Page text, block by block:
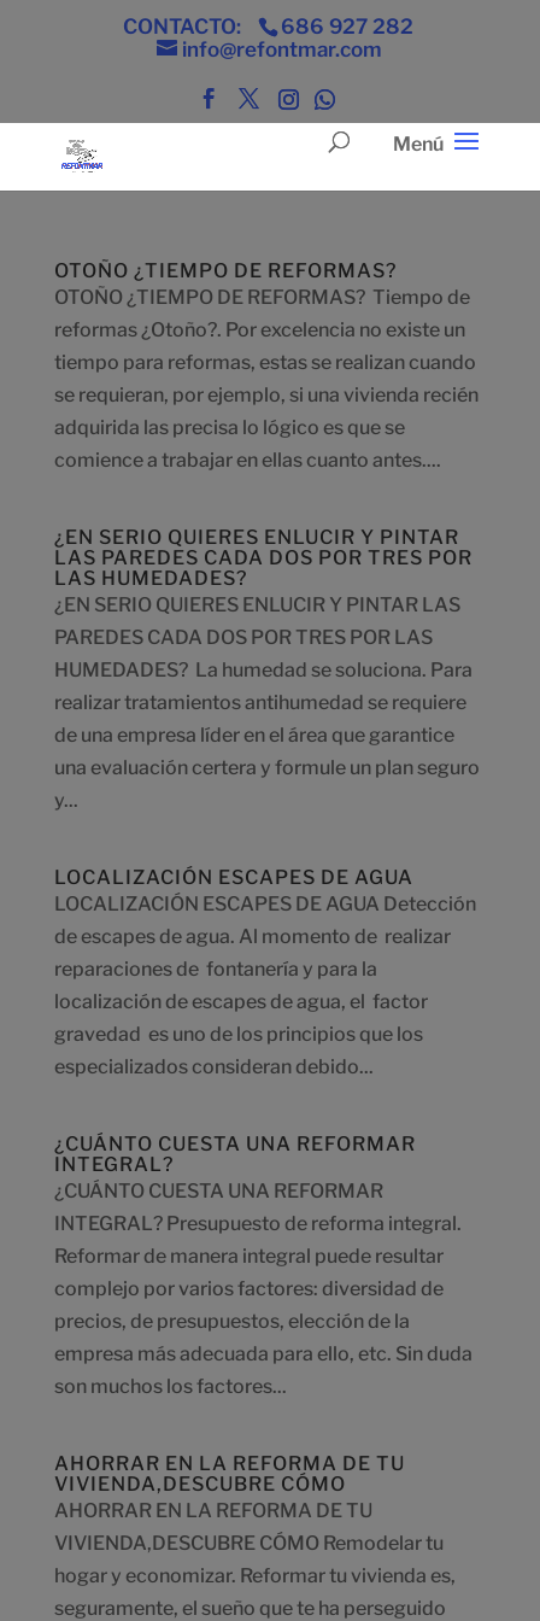
CONTACTO:
686 927 282
info@refontmar.com
OTOÑO ¿TIEMPO DE REFORMAS?
OTOÑO ¿TIEMPO DE REFORMAS? Tiempo de
reformas ¿Otoño?. Por excelencia no existe un
tiempo para reformas, estas se realizan cuando
se requieran, por ejemplo, si una vivienda recién
adquirida las precisa lo lógico es que se
comience a trabajar en ellas cuanto antes....
¿EN SERIO QUIERES ENLUCIR Y PINTAR
LAS PAREDES CADA DOS POR TRES POR
LAS HUMEDADES?
¿EN SERIO QUIERES ENLUCIR Y PINTAR LAS
PAREDES CADA DOS POR TRES POR LAS
HUMEDADES? La humedad se soluciona. Para
realizar tratamientos antihumedad se requiere
de una empresa líder en el área que garantice
una evaluación certera y formule un plan seguro
y...
LOCALIZACIÓN ESCAPES DE AGUA
LOCALIZACIÓN ESCAPES DE AGUA Detección
de escapes de agua. Al momento de realizar
reparaciones de fontanería y para la
localización de escapes de agua, el factor
gravedad es uno de los principios que los
especializados consideran debido...
¿CUÁNTO CUESTA UNA REFORMAR
INTEGRAL?
¿CUÁNTO CUESTA UNA REFORMAR
INTEGRAL? Presupuesto de reforma integral.
Reformar de manera integral puede resultar
complejo por varios factores: diversidad de
precios, de presupuestos, elección de la
empresa más adecuada para ello, etc. Sin duda
son muchos los factores...
AHORRAR EN LA REFORMA DE TU
VIVIENDA,DESCUBRE CÓMO
AHORRAR EN LA REFORMA DE TU
VIVIENDA,DESCUBRE CÓMO Remodelar tu
hogar y economizar. Reformar tu vivienda es,
seguramente, el sueño que te ha perseguido